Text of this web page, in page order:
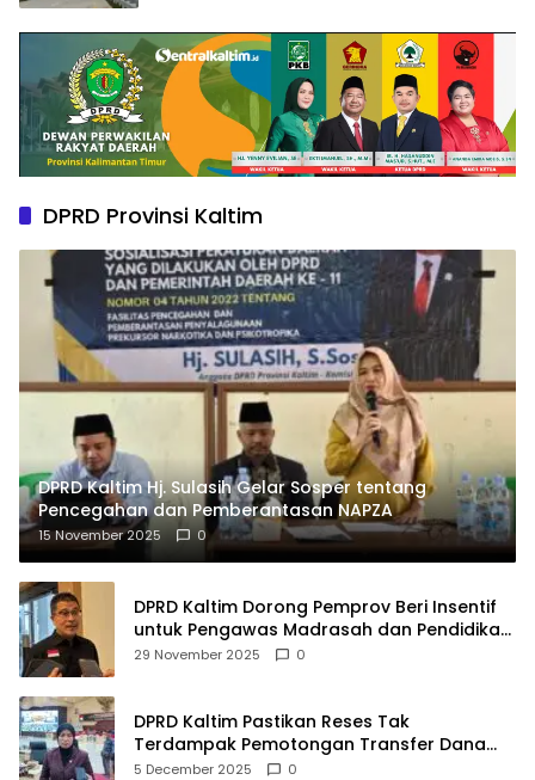
DPRD Provinsi Kaltim
DPRD Kaltim Hj. Sulasih Gelar Sosper tentang
Pencegahan dan Pemberantasan NAPZA
15 November 2025 0
DPRD Kaltim Dorong Pemprov Beri Insentif
untuk Pengawas Madrasah dan Pendidikan
Agama
29 November 2025 0
DPRD Kaltim Pastikan Reses Tak
Terdampak Pemotongan Transfer Dana
Pusat
5 December 2025 0